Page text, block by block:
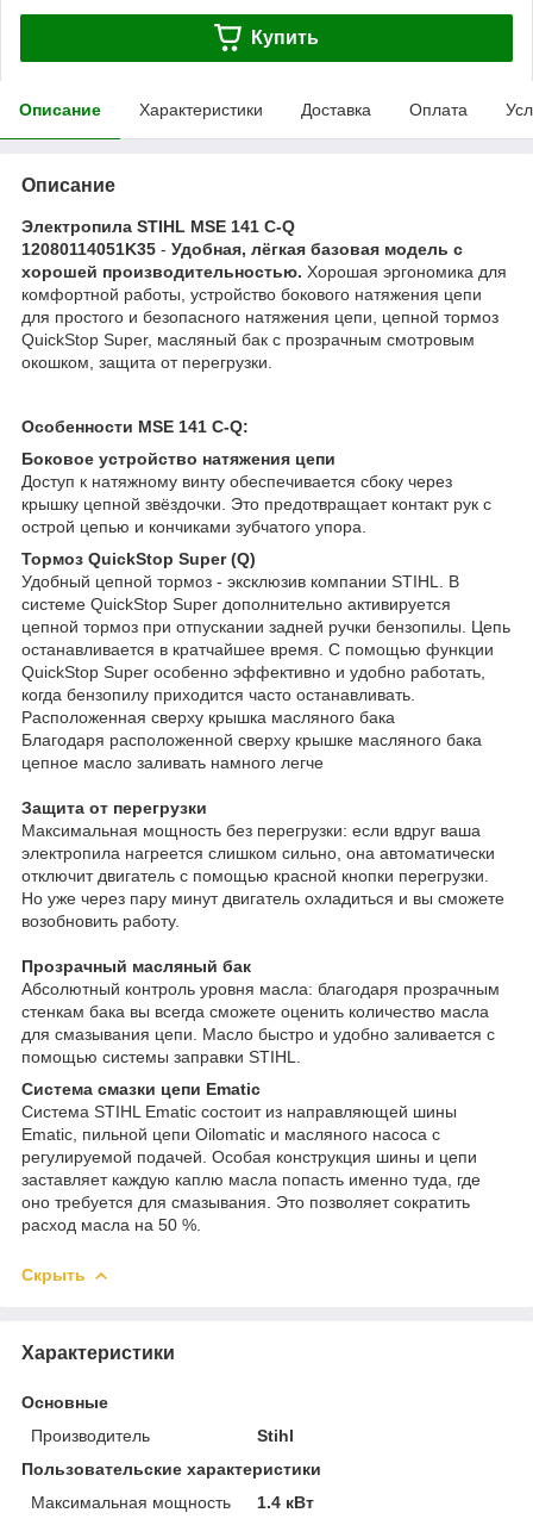
Купить
Описание Характеристики Доставка Оплата
Описание
Электропила STIHL MSE 141 C-Q
12080114051K35 - Удобная, лёгкая базовая модель с
хорошей производительностью. Хорошая эргономика для
комфортной работы, устройство бокового натяжения цепи
для простого и безопасного натяжения цепи, цепной тормоз
QuickStop Super, масляный бак с прозрачным смотровым
окошком, защита от перегрузки.
Особенности MSE 141 C-Q:
Боковое устройство натяжения цепи
Доступ к натяжному винту обеспечивается сбоку через
крышку цепной звёздочки. Это предотвращает контакт рук с
острой цепью и кончиками зубчатого упора.
Тормоз QuickStop Super (Q)
Удобный цепной тормоз - эксклюзив компании STIHL. В
системе QuickStop Super дополнительно активируется
цепной тормоз при отпускании задней ручки бензопилы. Цепь
останавливается в кратчайшее время. С помощью функции
QuickStop Super особенно эффективно и удобно работать,
когда бензопилу приходится часто останавливать.
Расположенная сверху крышка масляного бака
Благодаря расположенной сверху крышке масляного бака
цепное масло заливать намного легче
Защита от перегрузки
Максимальная мощность без перегрузки: если вдруг ваша
электропила нагреется слишком сильно, она автоматически
отключит двигатель с помощью красной кнопки перегрузки.
Но уже через пару минут двигатель охладиться и вы сможете
возобновить работу.
Прозрачный масляный бак
Абсолютный контроль уровня масла: благодаря прозрачным
стенкам бака вы всегда сможете оценить количество масла
для смазывания цепи. Масло быстро и удобно заливается с
помощью системы заправки STIHL.
Система смазки цепи Ematic
Система STIHL Ematic состоит из направляющей шины
Ematic, пильной цепи Oilomatic и масляного насоса с
регулируемой подачей. Особая конструкция шины и цепи
заставляет каждую каплю масла попасть именно туда, где
оно требуется для смазывания. Это позволяет сократить
расход масла на 50 %.
Скрыть
Характеристики
Основные
Производитель
Stihl
Пользовательские характеристики
Максимальная мощность
1.4 кВт